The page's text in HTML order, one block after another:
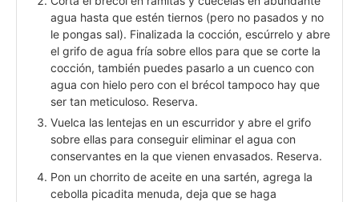
agua hasta que estén tiernos (pero no pasados y no
le pongas sal). Finalizada la cocción, escúrrelo y abre
el grifo de agua fría sobre ellos para que se corte la
cocción, también puedes pasarlo a un cuenco con
agua con hielo pero con el brécol tampoco hay que
ser tan meticuloso. Reserva.
Vuelca las lentejas en un escurridor y abre el grifo
sobre ellas para conseguir eliminar el agua con
conservantes en la que vienen envasados. Reserva.
Pon un chorrito de aceite en una sartén, agrega la
cebolla picadita menuda, deja que se haga